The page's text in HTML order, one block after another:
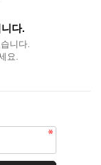
다.
니다.
요.